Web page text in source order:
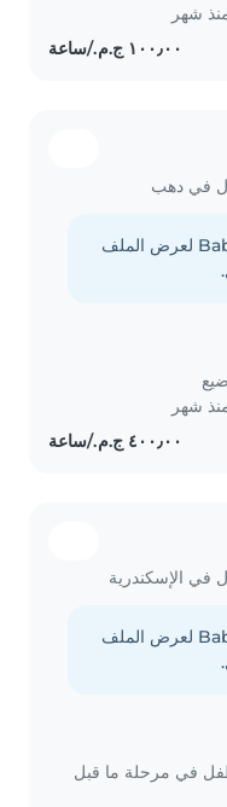
شهر
في دهب
انضم إلى Babysits لعرض الملف
شهر
في الإسكندرية
انضم إلى Babysits لعرض الملف
في مرحلة ما قبل